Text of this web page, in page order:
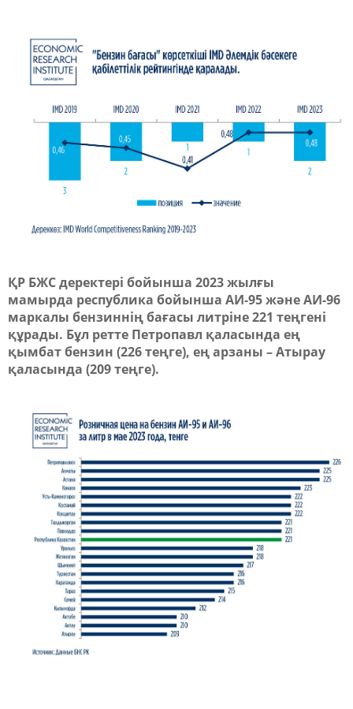
ҚР БЖС деректері бойынша 2023 жылғы
мамырда республика бойынша АИ-95 және АИ-96
маркалы бензиннің бағасы литріне 221 теңгені
құрады. Бұл ретте Петропавл қаласында ең
қымбат бензин (226 теңге), ең арзаны – Атырау
қаласында (209 теңге).